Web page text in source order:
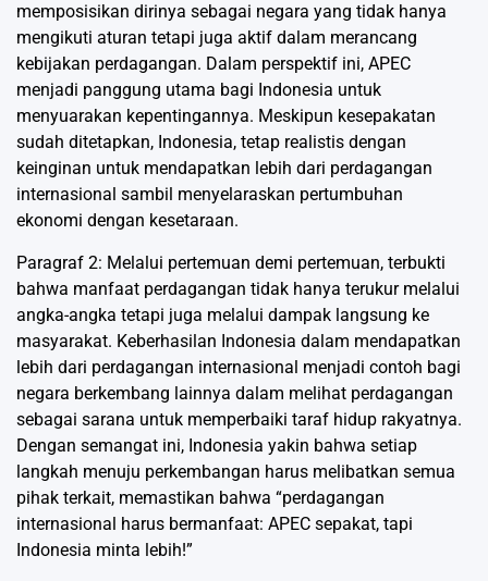
memposisikan dirinya sebagai negara yang tidak hanya
mengikuti aturan tetapi juga aktif dalam merancang
kebijakan perdagangan. Dalam perspektif ini, APEC
menjadi panggung utama bagi Indonesia untuk
menyuarakan kepentingannya. Meskipun kesepakatan
sudah ditetapkan, Indonesia, tetap realistis dengan
keinginan untuk mendapatkan lebih dari perdagangan
internasional sambil menyelaraskan pertumbuhan
ekonomi dengan kesetaraan.
Paragraf 2: Melalui pertemuan demi pertemuan, terbukti
bahwa manfaat perdagangan tidak hanya terukur melalui
angka-angka tetapi juga melalui dampak langsung ke
masyarakat. Keberhasilan Indonesia dalam mendapatkan
lebih dari perdagangan internasional menjadi contoh bagi
negara berkembang lainnya dalam melihat perdagangan
sebagai sarana untuk memperbaiki taraf hidup rakyatnya.
Dengan semangat ini, Indonesia yakin bahwa setiap
langkah menuju perkembangan harus melibatkan semua
pihak terkait, memastikan bahwa “perdagangan
internasional harus bermanfaat: APEC sepakat, tapi
Indonesia minta lebih!”